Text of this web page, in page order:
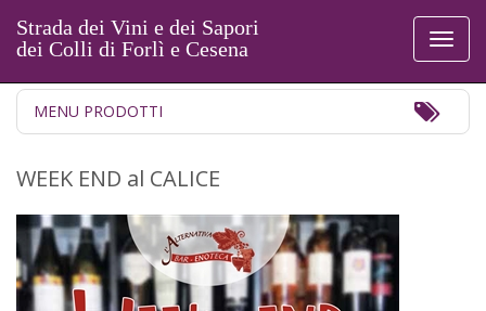
Strada dei Vini e dei Sapori
dei Colli di Forlì e Cesena
MENU PRODOTTI
WEEK END al CALICE